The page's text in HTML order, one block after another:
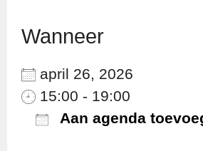
Wanneer
april 26, 2026
15:00 - 19:00
Aan agenda